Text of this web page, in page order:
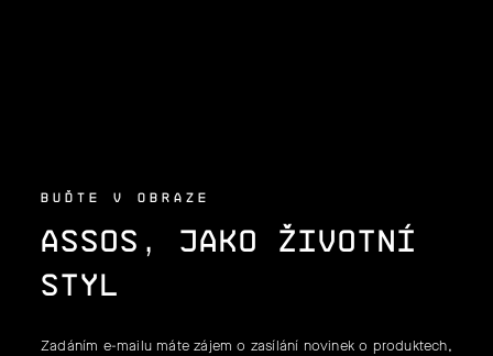
BUĎTE V OBRAZE
ASSOS, JAKO ŽIVOTNÍ
STYL
Zadáním e-mailu máte zájem o zasílání novinek o produktech,